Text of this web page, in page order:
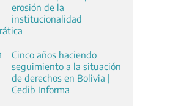
erosión de la
institucionalidad
Cinco años haciendo
seguimiento a la situación
de derechos en Bolivia |
Cedib Informa